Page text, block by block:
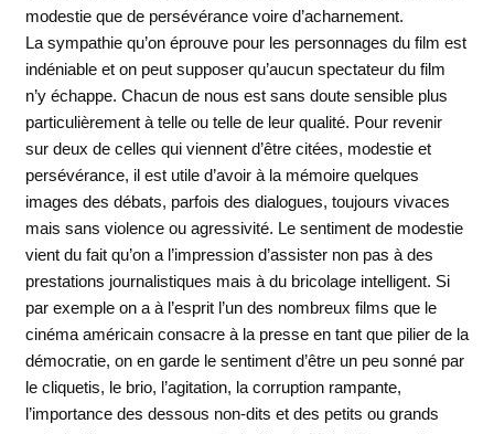
modestie que de persévérance voire d’acharnement.
La sympathie qu’on éprouve pour les personnages du film est
indéniable et on peut supposer qu’aucun spectateur du film
n’y échappe. Chacun de nous est sans doute sensible plus
particulièrement à telle ou telle de leur qualité. Pour revenir
sur deux de celles qui viennent d’être citées, modestie et
persévérance, il est utile d’avoir à la mémoire quelques
images des débats, parfois des dialogues, toujours vivaces
mais sans violence ou agressivité. Le sentiment de modestie
vient du fait qu’on a l’impression d’assister non pas à des
prestations journalistiques mais à du bricolage intelligent. Si
par exemple on a à l’esprit l’un des nombreux films que le
cinéma américain consacre à la presse en tant que pilier de la
démocratie, on en garde le sentiment d’être un peu sonné par
le cliquetis, le brio, l’agitation, la corruption rampante,
l’importance des dessous non-dits et des petits ou grands